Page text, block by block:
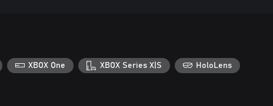
XBOX One XBOX Series X|S HoloLens